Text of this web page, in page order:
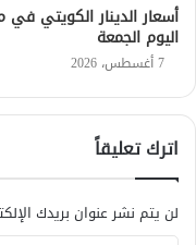
أسعار الدينار الكويتي
اليوم الجمعة
7 أغسطس، 2026
اترك تعليقاً
لن يتم نشر عنوان بريدك